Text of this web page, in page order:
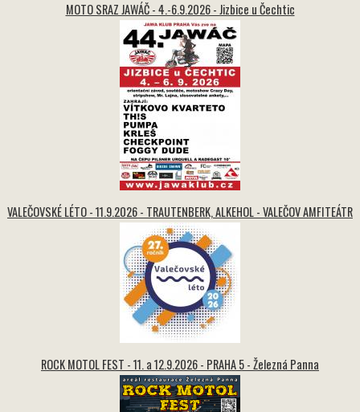
MOTO SRAZ JAWÁČ - 4.-6.9.2026 - Jizbice u Čechtic
VALEČOVSKÉ LÉTO - 11.9.2026 - TRAUTENBERK, ALKEHOL - VALEČOV AMFITEÁTR
ROCK MOTOL FEST - 11. a 12.9.2026 - PRAHA 5 - Železná Panna